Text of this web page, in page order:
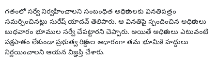
గతంలో సర్వే నిర్వహించాలని సంబంధిత అధికారులకు వినతిపత్రం
సమర్పించినట్లు సురేష్ యాదవ్ తెలిపారు. ఆ వినతిపై స్పందించిన అధికారులు
బుధవారం భూముల సర్వే చేపట్టారని చెప్పారు. అయితే అధికారులు ఎటువంటి
పక్షపాతం లేకుండా ప్రభుత్వ రికార్డుల ఆధారంగా తమ భూమికి హద్దులు
నిర్ణయించాలని ఆయన విజ్ఞప్తి చేశారు.